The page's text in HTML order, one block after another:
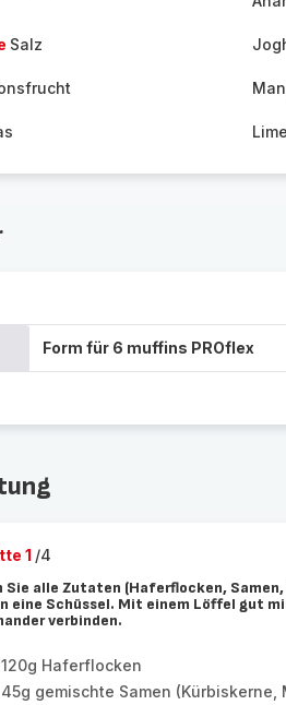
Salz
Form für 6 muffins PROflex
1 /4
Sie alle Zutaten (Haferflocken,
eine Schüssel. Mit einem Löffel gut
verbinden.
120g Haferflocken
45g gemischte Samen (Kürbiskerne,